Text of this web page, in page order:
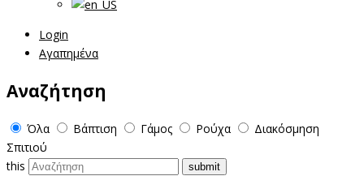
Login
Αγαπημένα
Αναζήτηση
Όλα Βάπτιση Γάμος Ρούχα
Διακόσμηση
Σπιτιού
this